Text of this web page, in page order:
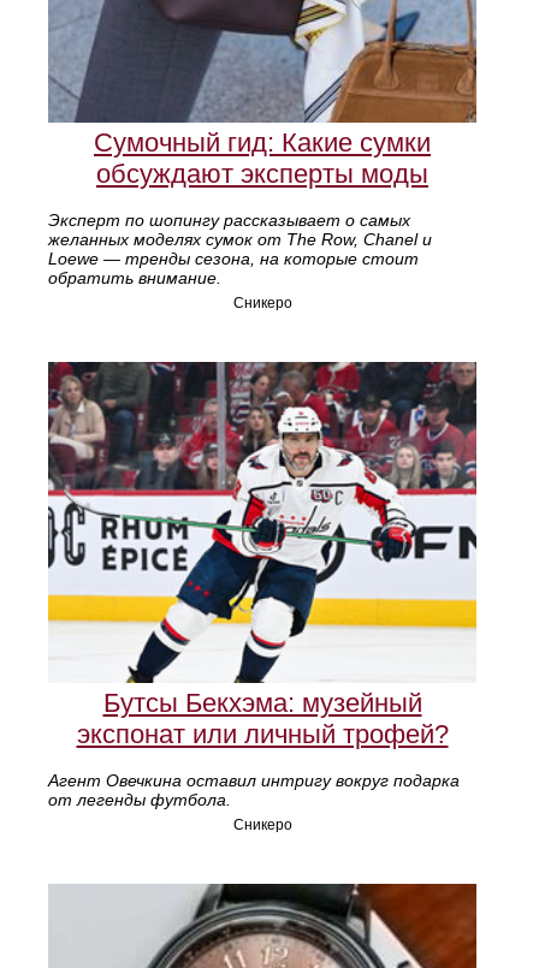
Сумочный гид: Какие сумки
обсуждают эксперты моды
Эксперт по шопингу рассказывает о самых
желанных моделях сумок от The Row, Chanel и
Loewe — тренды сезона, на которые стоит
обратить внимание.
Сникеро
Бутсы Бекхэма: музейный
экспонат или личный трофей?
Агент Овечкина оставил интригу вокруг подарка
от легенды футбола.
Сникеро